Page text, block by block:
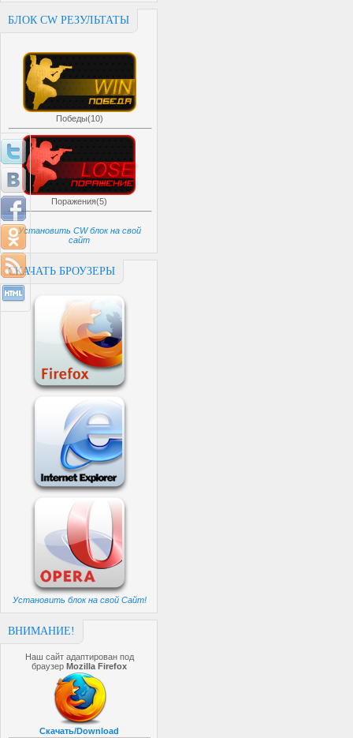
БЛОК CW РЕЗУЛЬТАТЫ
Победы(10)
Поражения(5)
Установить CW блок на свой
сайт
СКАЧАТЬ БРОУЗЕРЫ
Установить блок на свой Сайт!
ВНИМАНИЕ!
Наш сайт адаптирован под
браузерMozilla Firefox
Скачать/Download